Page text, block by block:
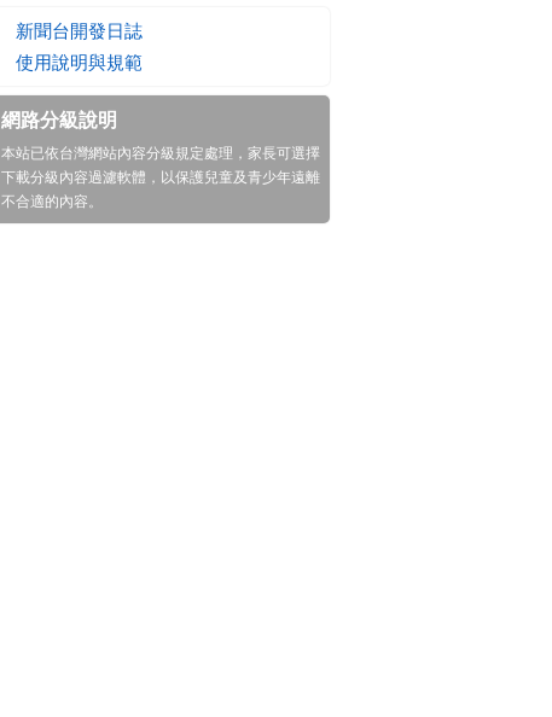
新聞台開發日誌
使用說明與規範
網路分級說明
本站已依台灣網站內容分級規定處理，家長可選擇
下載分級內容過濾軟體 ，以保護兒童及青少年遠離
不合適的內容。